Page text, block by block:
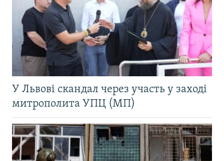
У Львові скандал через участь у заході
митрополита УПЦ (МП)